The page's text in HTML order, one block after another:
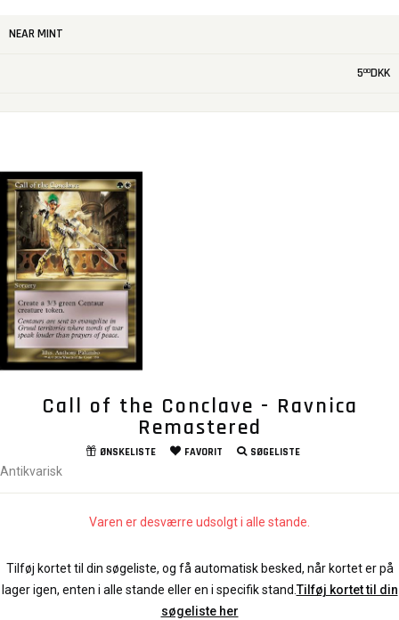
NEAR MINT
500DKK
Call of the Conclave - Ravnica
Remastered
ØNSKELISTE FAVORIT SØGELISTE
Antikvarisk
Varen er desværre udsolgt i alle stande.
Tilføj kortet til din søgeliste, og få automatisk besked, når kortet er på
lager igen, enten i alle stande eller en i specifik stand. Tilføj kortet til din
søgeliste her